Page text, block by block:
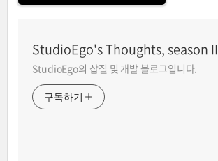
StudioEgo's Thoughts, seasonⅡ
StudioEgo의 삽질 및 개발 블로그입니다.
구독하기